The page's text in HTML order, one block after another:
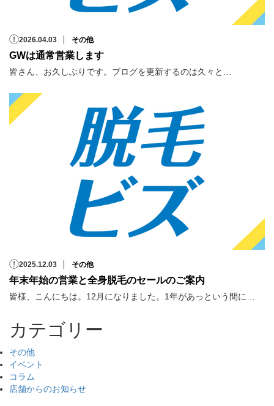
2026.04.03 その他
GWは通常営業します
皆さん、お久しぶりです。ブログを更新するのは久々と…
2025.12.03 その他
年末年始の営業と全身脱毛のセールのご案内
皆様、こんにちは。12月になりました。1年があっという間に…
カテゴリー
その他
イベント
コラム
店舗からのお知らせ